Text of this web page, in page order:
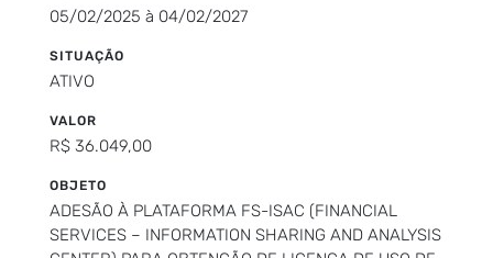
05/02/2025 à 04/02/2027
SITUAÇÃO
ATIVO
VALOR
R$ 36.049,00
OBJETO
ADESÃO À PLATAFORMA FS-ISAC (FINANCIAL
SERVICES – INFORMATION SHARING AND ANALYSIS